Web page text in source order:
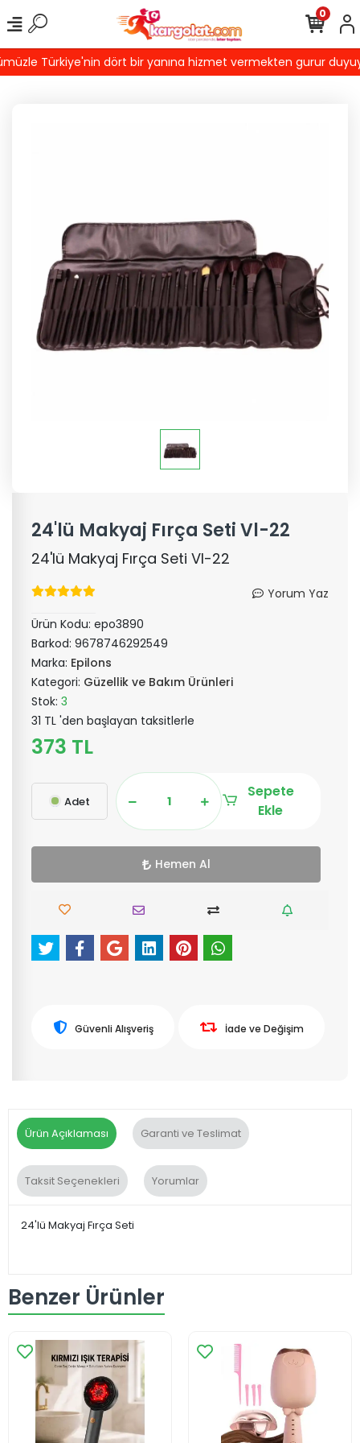
Türkiye'nin dört bir yanına hizmet vermekten gurur
0
24'lü Makyaj Fırça Seti Vl-22
24'lü Makyaj Fırça Seti Vl-22
Yorum Yaz
Ürün Kodu: epo3890
Barkod: 9678746292549
Marka: Epilons
Kategori: Güzellik ve Bakım Ürünleri
Stok: 3
31 TL 'den başlayan taksitlerle
373 TL
Adet
Sepete
Ekle
Hemen Al
Güvenli Alışveriş İade ve Değişim
Ürün Açıklaması Garanti ve Teslimat
Taksit Seçenekleri Yorumlar
24'lü Makyaj Fırça Seti
Benzer Ürünler